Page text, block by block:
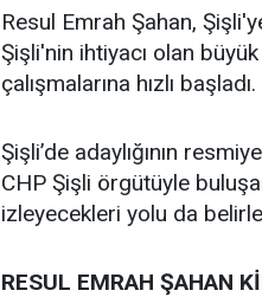
Resul Emrah Şahan,
Şişli'nin ihtiyacı olan
çalışmalarına hızlı başladı.
Şişli’de adaylığının
CHP Şişli örgütüyle
izleyecekleri yolu da
RESUL EMRAH ŞAHAN